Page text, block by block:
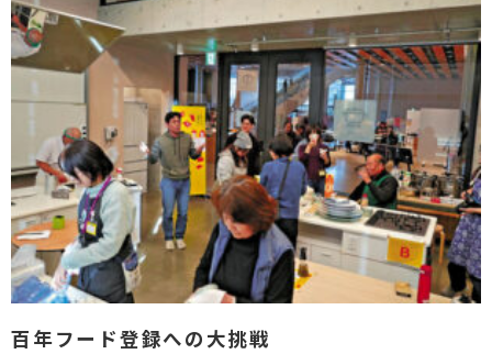
百年フード登録への大挑戦